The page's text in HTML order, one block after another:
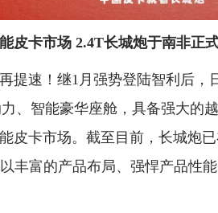
皮卡市场 2.4T长城炮于南非正
提速！继1月强势登陆智利后，
、智能豪华座舱，具备强大的
皮卡市场。截至目前，长城炮
丰富的产品布局、强悍产品性